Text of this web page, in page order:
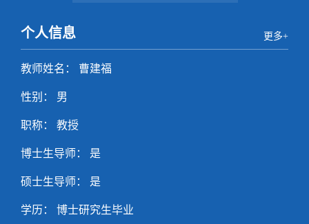
个人信息 更多+
教师姓名： 曹建福
性别： 男
职称： 教授
博士生导师： 是
硕士生导师： 是
学历： 博士研究生毕业